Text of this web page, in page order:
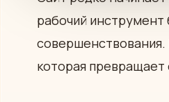
рабочий инструмент
совершенствования.
которая